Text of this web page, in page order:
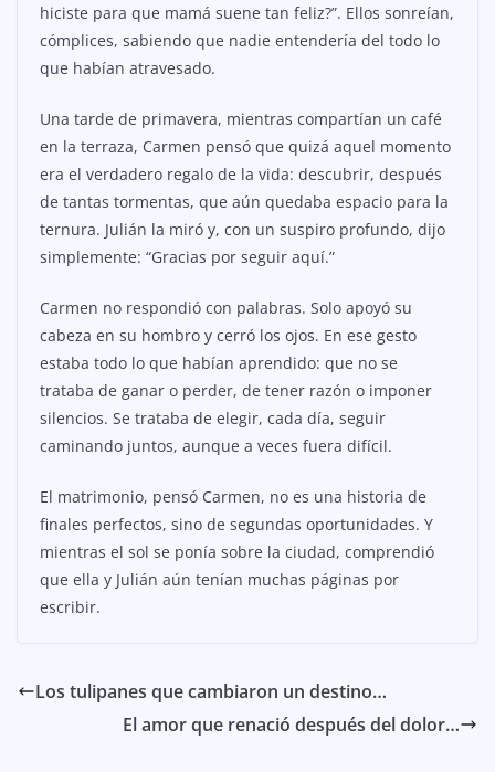
hiciste para que mamá suene tan feliz?”. Ellos sonreían,
cómplices, sabiendo que nadie entendería del todo lo
que habían atravesado.
Una tarde de primavera, mientras compartían un café
en la terraza, Carmen pensó que quizá aquel momento
era el verdadero regalo de la vida: descubrir, después
de tantas tormentas, que aún quedaba espacio para la
ternura. Julián la miró y, con un suspiro profundo, dijo
simplemente: “Gracias por seguir aquí.”
Carmen no respondió con palabras. Solo apoyó su
cabeza en su hombro y cerró los ojos. En ese gesto
estaba todo lo que habían aprendido: que no se
trataba de ganar o perder, de tener razón o imponer
silencios. Se trataba de elegir, cada día, seguir
caminando juntos, aunque a veces fuera difícil.
El matrimonio, pensó Carmen, no es una historia de
finales perfectos, sino de segundas oportunidades. Y
mientras el sol se ponía sobre la ciudad, comprendió
que ella y Julián aún tenían muchas páginas por
escribir.
Los tulipanes que cambiaron un destino…
El amor que renació después del dolor…